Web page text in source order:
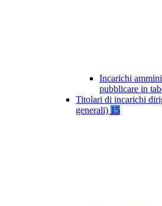
Incarichi
pubblicare in
Titolari di incarichi
generali) 15